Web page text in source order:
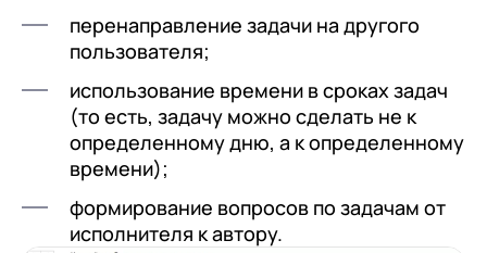
перенаправление задачи на другого
пользователя;
использование времени в сроках задач
(то есть, задачу можно сделать не к
определенному дню, а к определенному
времени);
формирование вопросов по задачам от
исполнителя к автору.